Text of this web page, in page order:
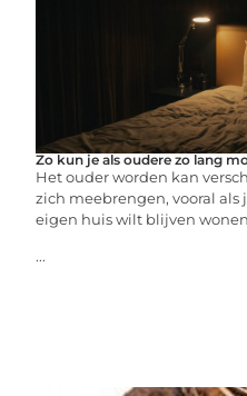
Zo kun je als oudere zo lang
Het ouder worden kan
zich meebrengen, vooral
eigen huis wilt blijven
...